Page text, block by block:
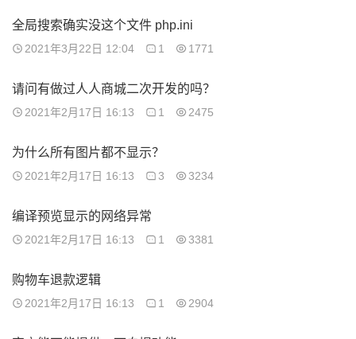
全局搜索确实没这个文件 php.ini
2021年3月22日 12:04 1 1771
请问有做过人人商城二次开发的吗？
2021年2月17日 16:13 1 2475
为什么所有图片都不显示？
2021年2月17日 16:13 3 3234
编译预览显示的网络异常
2021年2月17日 16:13 1 3381
购物车退款逻辑
2021年2月17日 16:13 1 2904